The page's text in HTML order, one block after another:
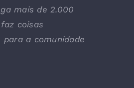
mais de 2.000
coisas
para a comunidade